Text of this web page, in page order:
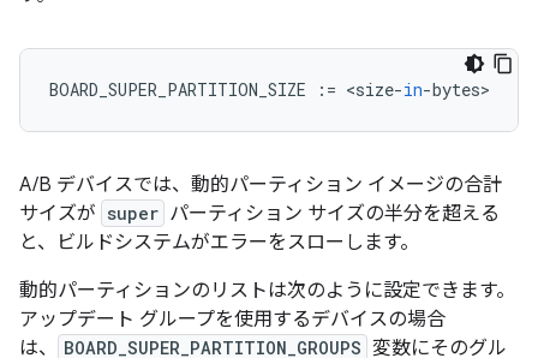
BOARD_SUPER_PARTITION_SIZE := <size-in-bytes>
A/B デバイスでは、動的パーティション イメージの合計
サイズが super パーティション サイズの半分を超える
と、ビルドシステムがエラーをスローします。
動的パーティションのリストは次のように設定できます。
アップデート グループを使用するデバイスの場合
は、
BOARD_SUPER_PARTITION_GROUPS 変数にそのグル